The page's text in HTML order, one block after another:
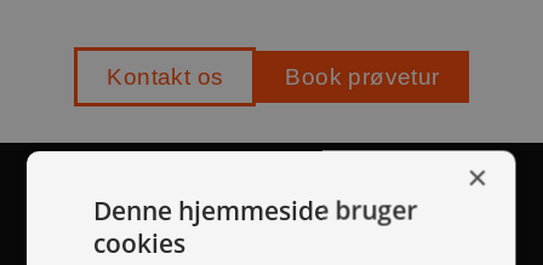
Kontakt os Book prøvetur
TILMELD NYHEDSMAIL
×
Denne hjemmeside bruger
cookies